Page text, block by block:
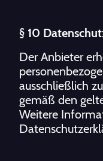
§ 10
Der Anbieter
ausschließlich
gemäß den
Weitere